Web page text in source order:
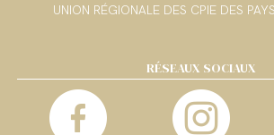
UNION RÉGIONALE DES CPIE DES
RÉSEAUX SOCIAUX